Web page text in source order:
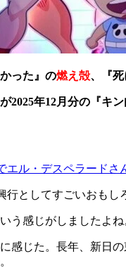
った』の燃え殻、 『
2025年12月分の『キ
エル・デスペラードさ
としてすごいおもし
う感じがしましたよ
じた。長年、新日の